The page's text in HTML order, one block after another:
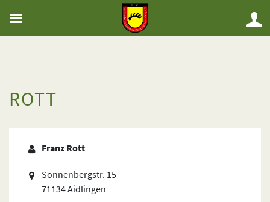
ROTT
Franz Rott
Sonnenbergstr. 15
71134 Aidlingen